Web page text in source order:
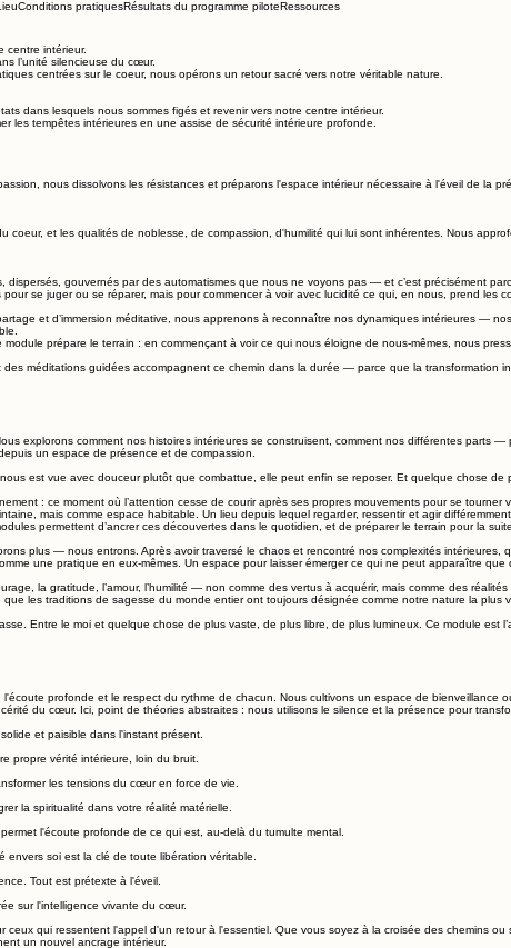
Conditions pratiquesRésultats du programme piloteRessources
centre intérieur.
l’unité silencieuse du cœur.
centrées sur le coeur, nous opérons un retour sacré vers notre véritable nature.
dans lesquels nous sommes figés et revenir vers notre centre intérieur.
les tempêtes intérieures en une assise de sécurité intérieure profonde.
nous dissolvons les résistances et préparons l'espace intérieur nécessaire à l'éveil de la
coeur, et les qualités de noblesse, de compassion, d'humilité qui lui sont inhérentes. Nous
dispersés, gouvernés par des automatismes que nous ne voyons pas — et c’est précisément
se juger ou se réparer, mais pour commencer à voir avec lucidité ce qui, en nous, prend les
et d’immersion méditative, nous apprenons à reconnaître nos dynamiques intérieures
prépare le terrain : en commençant à voir ce qui nous éloigne de nous-mêmes, nous
méditations guidées accompagnent ce chemin dans la durée — parce que la transformation
explorons comment nos histoires intérieures se construisent, comment nos différentes
un espace de présence et de compassion.
est vue avec douceur plutôt que combattue, elle peut enfin se reposer. Et quelque chose
: ce moment où l’attention cesse de courir après ses propres mouvements pour se
mais comme espace habitable. Un lieu depuis lequel regarder, ressentir et agir différemment.
permettent d’ancrer ces découvertes dans le quotidien, et de préparer le terrain pour la suite.
plus — nous entrons. Après avoir traversé le chaos et rencontré nos complexités
une pratique en eux-mêmes. Un espace pour laisser émerger ce qui ne peut apparaître que
la gratitude, l’amour, l’humilité — non comme des vertus à acquérir, mais comme des
les traditions de sagesse du monde entier ont toujours désignée comme notre nature la plus
Entre le moi et quelque chose de plus vaste, de plus libre, de plus lumineux. Ce module
profonde et le respect du rythme de chacun. Nous cultivons un espace de bienveillance
du cœur. Ici, point de théories abstraites : nous utilisons le silence et la présence pour
et paisible dans l'instant présent.
propre vérité intérieure, loin du bruit.
les tensions du cœur en force de vie.
la spiritualité dans votre réalité matérielle.
l'écoute profonde de ce qui est, au-delà du tumulte mental.
soi est la clé de toute libération véritable.
Tout est prétexte à l'éveil.
sur l'intelligence vivante du cœur.
qui ressentent l'appel d'un retour à l'essentiel. Que vous soyez à la croisée des chemins
un nouvel ancrage intérieur.